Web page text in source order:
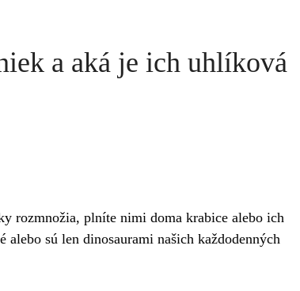
a aká je ich uhlíková
rozmnožia, plníte nimi doma krabice alebo ich
sú len dinosaurami našich každodenných